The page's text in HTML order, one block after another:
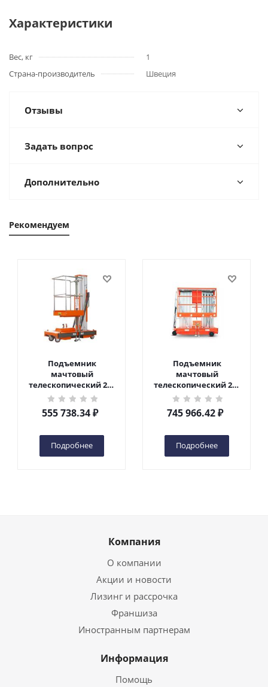
Характеристики
Вес, кг
1
Страна-производитель
Швеция
Отзывы
Задать вопрос
Дополнительно
Рекомендуем
Подъемник
мачтовый
телескопический 200
кг 6 м TOR GTWY6-200S
DC 2-мачтовый
(автономный) (G) в
555 738.34₽
Подробнее
Подъемник
мачтовый
телескопический 200
кг 10 м TOR GTWY10-
200S DC 2-мачтовый
(автономный) (N) в
745 966.42₽
Подробнее
Компания
О компании
Акции и новости
Лизинг и рассрочка
Франшиза
Иностранным партнерам
Информация
Помощь